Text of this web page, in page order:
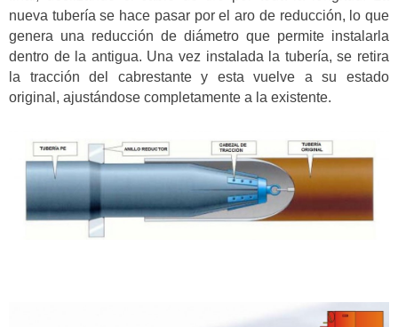
nueva tubería se hace pasar por el aro de reducción, lo que
genera una reducción de diámetro que permite instalarla
dentro de la antigua. Una vez instalada la tubería, se retira
la tracción del cabrestante y esta vuelve a su estado
original, ajustándose completamente a la existente.